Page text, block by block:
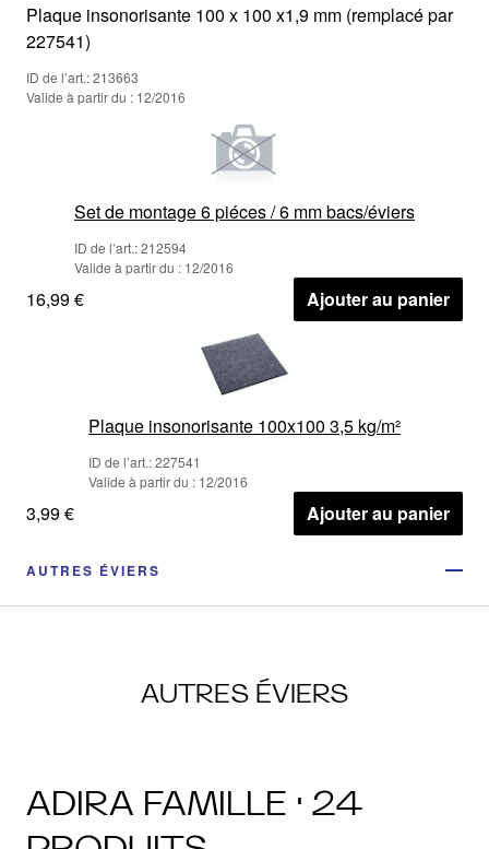
Plaque insonorisante 100 x 100 x1,9 mm (remplacé par
227541)
ID de l’art.: 213663
Valide à partir du : 12/2016
Set de montage 6 piéces / 6 mm bacs/éviers
ID de l’art.: 212594
Valide à partir du : 12/2016
16,99 € Ajouter au panier
Plaque insonorisante 100x100 3,5 kg/m²
ID de l’art.: 227541
Valide à partir du : 12/2016
3,99 € Ajouter au panier
AUTRES ÉVIERS
AUTRES ÉVIERS
ADIRA FAMILLE · 24